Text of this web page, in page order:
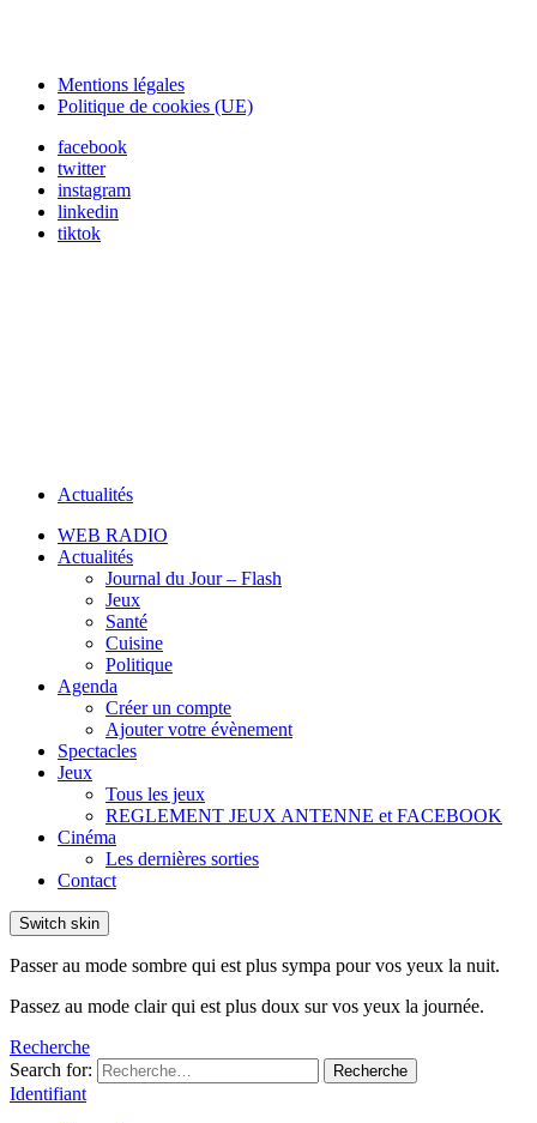
Mentions légales
Politique de cookies (UE)
facebook
twitter
instagram
linkedin
tiktok
Actualités
WEB RADIO
Actualités
Journal du Jour – Flash
Jeux
Santé
Cuisine
Politique
Agenda
Créer un compte
Ajouter votre évènement
Spectacles
Jeux
Tous les jeux
REGLEMENT JEUX ANTENNE et FACEBOOK
Cinéma
Les dernières sorties
Contact
Switch skin
Passer au mode sombre qui est plus sympa pour vos yeux la nuit.
Passez au mode clair qui est plus doux sur vos yeux la journée.
Recherche
Search for:
Recherche
Identifiant